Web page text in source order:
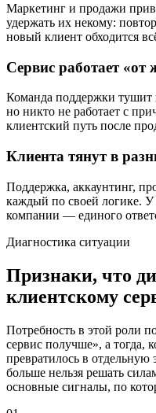
Маркетинг и продажи
удержать их некому:
новый клиент обходится
Сервис работает «от
Команда поддержки тушит
но никто не работает с
клиентский путь после
Клиента тянут в
Поддержка, аккаунтинг,
каждый по своей логике. У
компании — единого
Диагностика ситуации
Признаки, что
клиентскому
Потребность в этой роли
сервис получше», а тогда,
превратилось в отдельную
больше нельзя решать
основные сигналы, по